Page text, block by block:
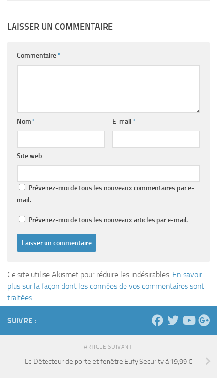
LAISSER UN COMMENTAIRE
Commentaire*
Nom * E-mail *
Site web
Prévenez-moi de tous les nouveaux commentaires par e-
mail.
Prévenez-moi de tous les nouveaux articles par e-mail.
Ce site utilise Akismet pour réduire les indésirables. En savoir
plus sur la façon dont les données de vos commentaires sont
traitées.
SUIVRE :
ARTICLE SUIVANT
Le Détecteur de porte et fenêtre Eufy Security à 19,99 €